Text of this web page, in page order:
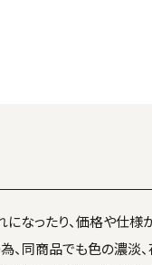
なったり、価格や仕様
、同商品でも色の濃淡